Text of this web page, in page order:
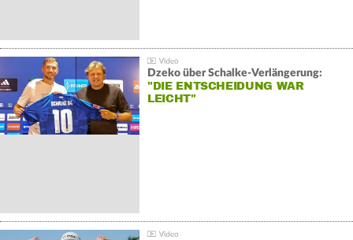
Dzeko über Schalke-Verlängerung:
"DIE ENTSCHEIDUNG WAR
LEICHT"